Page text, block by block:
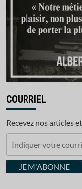
COURRIEL
Recevez nos articles
courrielJE M'ABONNE